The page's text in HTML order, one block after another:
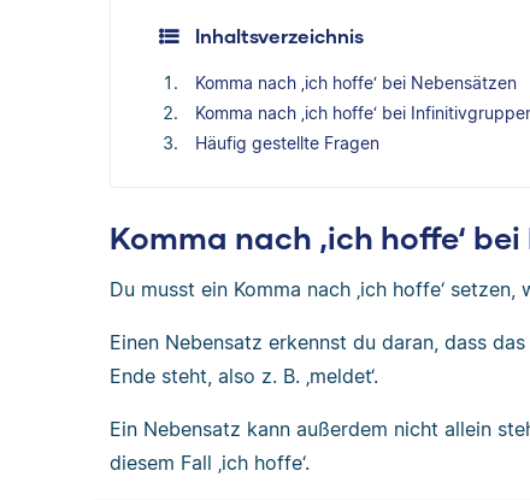
Inhaltsverzeichnis
Komma nach ‚ich hoffe‘ bei Nebensätzen
Komma nach ‚ich hoffe‘ bei
Häufig gestellte Fragen
Komma nach ‚ich hoffe‘
Du musst ein Komma nach ‚ich hoffe‘
Einen Nebensatz erkennst du daran, dass
Ende steht, also z. B. ‚meldet‘.
Ein Nebensatz kann außerdem nicht allein
diesem Fall ‚ich hoffe‘.